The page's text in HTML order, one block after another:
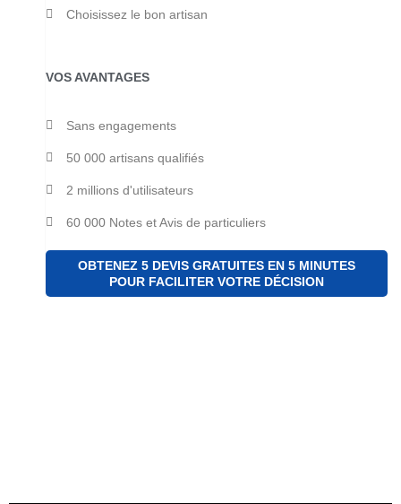
Choisissez le bon artisan
VOS AVANTAGES
Sans engagements
50 000 artisans qualifiés
2 millions d'utilisateurs
60 000 Notes et Avis de particuliers
OBTENEZ 5 DEVIS GRATUITES EN 5 MINUTES
POUR FACILITER VOTRE DÉCISION